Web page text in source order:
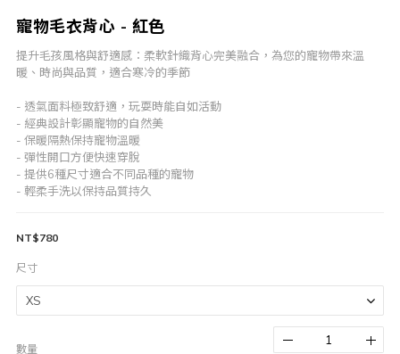
寵物毛衣背心 - 紅色
提升毛孩風格與舒適感：柔軟針織背心完美融合，為您的寵物帶來溫
暖、時尚與品質，適合寒冷的季節
- 透氣面料極致舒適，玩耍時能自如活動
- 經典設計彰顯寵物的自然美
- 保暖隔熱保持寵物溫暖
- 彈性開口方便快速穿脫
- 提供6種尺寸適合不同品種的寵物
- 輕柔手洗以保持品質持久
NT$780
尺寸
數量